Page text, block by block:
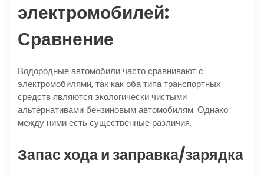
электромобилей:
Сравнение
Водородные автомобили часто сравнивают с
электромобилями, так как оба типа транспортных
средств являются экологически чистыми
альтернативами бензиновым автомобилям. Однако
между ними есть существенные различия.
Запас хода и заправка/зарядка